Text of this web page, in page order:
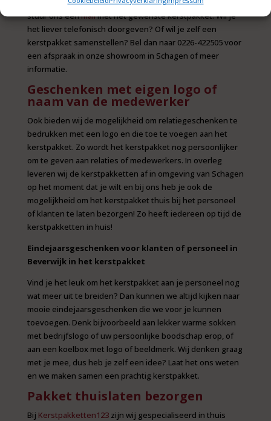
stuur ons eenmailmet het gewenste kerstpakket. Wil je
het liever telefonisch doorgeven? Of wil je zelf een
kerstpakket samenstellen? Bel dan naar 0226-422505 voor
een afspraak in onze showroom in Schagen of meer
informatie.
Geschenken met eigen logo of
naam van de medewerker
Ook bieden wij de mogelijkheid om relatiegeschenken te
bedrukken met een logo en die toe te voegen aan het
kerstpakket. Zo wordt het kerstpakket nog persoonlijker
om te geven aan relaties of medewerkers. In overleg
leveren wij de kerstpakketten af in omgeving van Schagen
op het moment dat je wilt en bij ons heb je ook de
mogelijkheid om het kerstpakket thuis bij het personeel
of klanten te laten bezorgen! Zo heeft iedereen op tijd de
kerstpakketten in huis!
Eindejaarsgeschenken voor klanten of personeel in
Beverwijk in het kerstpakket
Vind je het leuk om het kerstpakket aan je personeel nog
wat meer uit te breiden? Dan kunnen we altijd kijken naar
mooie eindejaarsgeschenken die we voor je kunnen
toevoegen. Denk bijvoorbeeld aan lekker warme sokken
met bedrijfslogo of uw persoonlijke boodschap erop, of
aan een koelbox met logo of beeldmerk. Wij denken graag
met je mee, dus heb je zelf een idee? Laat het ons weten
en we maken samen een prachtig kerstpakket.
Pakket thuislaten bezorgen
Bij Kerstpakketten123zijn wij gespecialiseerd in thuis